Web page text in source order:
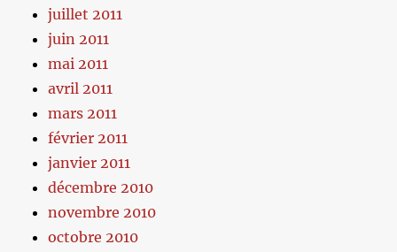
juillet 2011
juin 2011
mai 2011
avril 2011
mars 2011
février 2011
janvier 2011
décembre 2010
novembre 2010
octobre 2010